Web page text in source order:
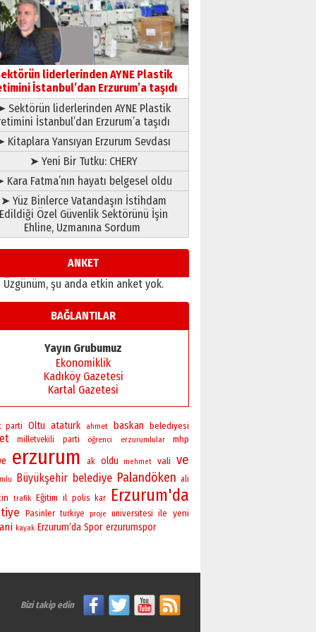
13 Mayıs 2026 Çarşamba
Esat BİNDESEN
Başkan Sekmen’den Erzurum’a
bir vizyon proje daha!
02 Ağustos 2026 Pazar
liderlerinden AYNE Plastik
İstanbul’dan Erzurum’a taşıdı
Sektörün liderlerinden AYNE Plastik
İstanbul’dan Erzurum’a taşıdı
Kitaplara Yansıyan Erzurum Sevdası
➤ Yeni Bir Tutku: CHERY
Kara Fatma’nın hayatı belgesel oldu
➤ Yüz Binlerce Vatandaşın İstihdam
Edildiği Özel Güvenlik Sektörünü İşin
Ehline, Uzmanına Sordum
ANKET
Üzgünüm, şu anda etkin anket yok.
BAĞLANTILAR
Yayın Grubumuz
Ekonomiklik
Kadıköy Gazetesi
Kartal Gazetesi
parti Oltu ataturk ahmet baskan belediyesi
milletvekili parti öğrenci erzurumlular mhp
erzurum ak oldu mehmet vali ve
Büyükşehir belediye Palandöken ali
trafik Eğitim il polis kar Erzurum'da
Pasinler turkiye proje universitesi ile yeni
kayak Erzurum’da Spor erzurumspor
Bizi takip edin